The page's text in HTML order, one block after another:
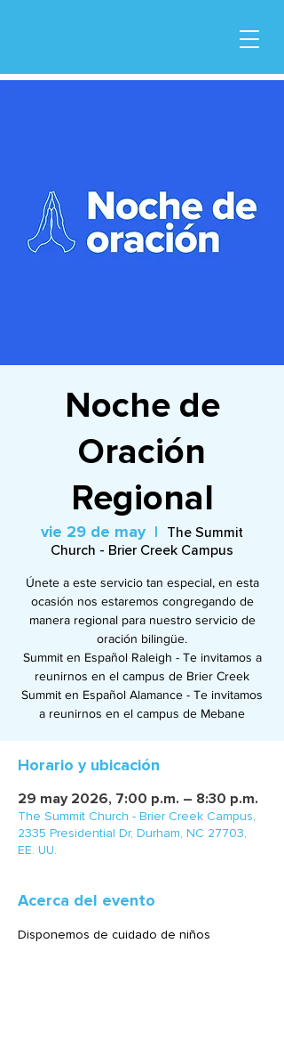
Noche de
Oración
Regional
vie 29 de may
  |
The Summit
Church - Brier Creek Campus
Únete a este servicio tan especial, en esta
ocasión nos estaremos congregando de
manera regional para nuestro servicio de
oración bilingüe.
Summit en Español Raleigh - Te invitamos a
reunirnos en el campus de Brier Creek
Summit en Español Alamance - Te invitamos
a reunirnos en el campus de Mebane
Horario y ubicación
29 may 2026, 7:00 p.m. – 8:30 p.m.
The Summit Church - Brier Creek Campus,
2335 Presidential Dr, Durham, NC 27703,
EE. UU.
Acerca del evento
Disponemos de cuidado de niños